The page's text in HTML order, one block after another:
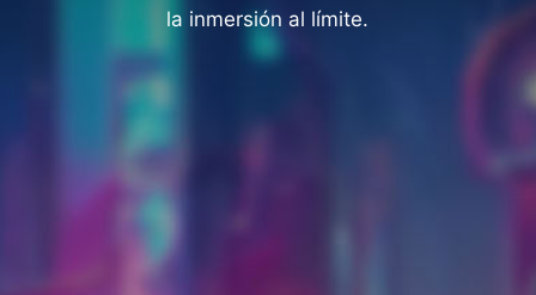
la inmersión al límite.